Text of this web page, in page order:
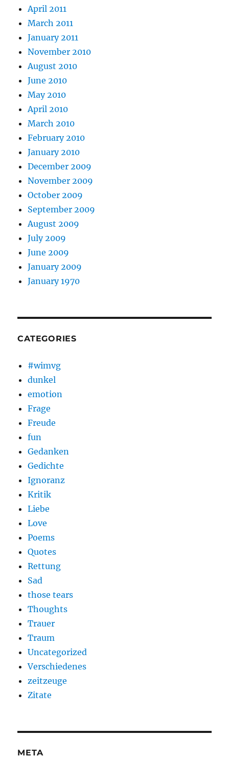
April 2011
March 2011
January 2011
November 2010
August 2010
June 2010
May 2010
April 2010
March 2010
February 2010
January 2010
December 2009
November 2009
October 2009
September 2009
August 2009
July 2009
June 2009
January 2009
January 1970
CATEGORIES
#wimvg
dunkel
emotion
Frage
Freude
fun
Gedanken
Gedichte
Ignoranz
Kritik
Liebe
Love
Poems
Quotes
Rettung
Sad
those tears
Thoughts
Trauer
Traum
Uncategorized
Verschiedenes
zeitzeuge
Zitate
META